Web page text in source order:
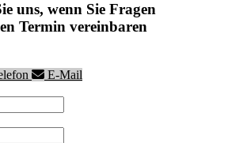
uns, wenn Sie Fragen
Termin vereinbaren
E-Mail